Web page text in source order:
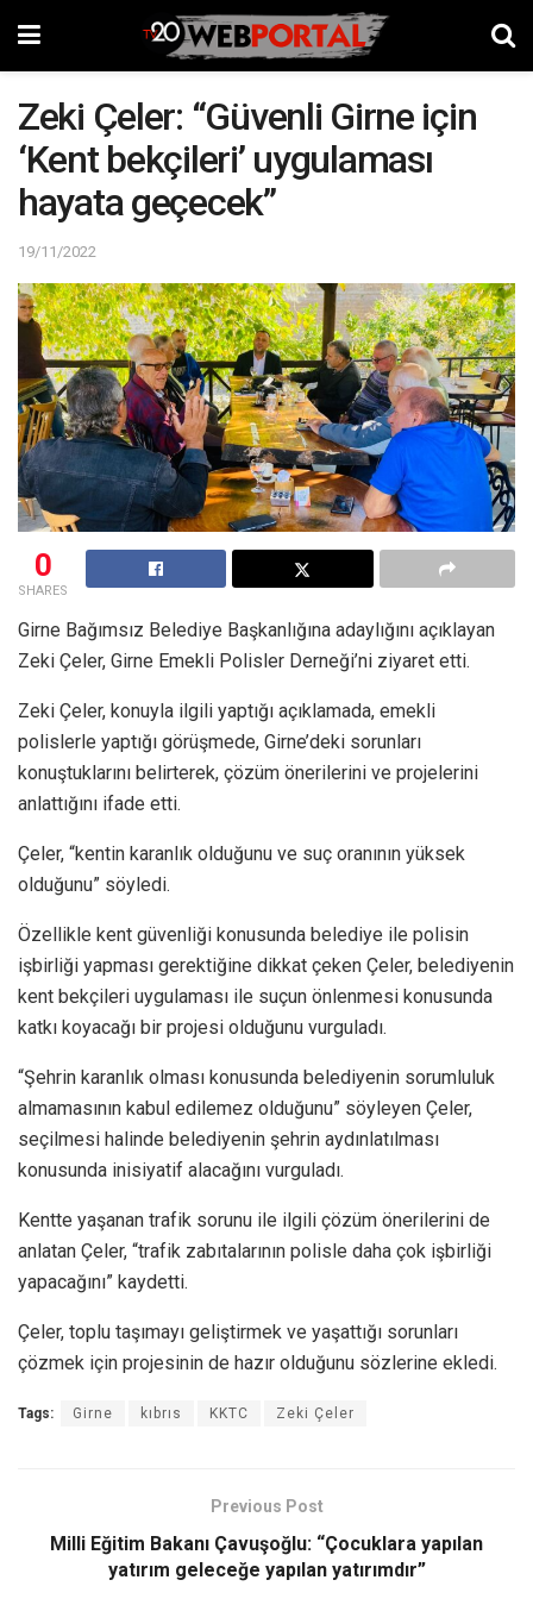
Zeki Çeler: “Güvenli Girne için
‘Kent bekçileri’ uygulaması
hayata geçecek”
19/11/2022
0
SHARES
Girne Bağımsız Belediye Başkanlığına adaylığını açıklayan
Zeki Çeler, Girne Emekli Polisler Derneği’ni ziyaret etti.
Zeki Çeler, konuyla ilgili yaptığı açıklamada, emekli
polislerle yaptığı görüşmede, Girne’deki sorunları
konuştuklarını belirterek, çözüm önerilerini ve projelerini
anlattığını ifade etti.
Çeler, “kentin karanlık olduğunu ve suç oranının yüksek
olduğunu” söyledi.
Özellikle kent güvenliği konusunda belediye ile polisin
işbirliği yapması gerektiğine dikkat çeken Çeler, belediyenin
kent bekçileri uygulaması ile suçun önlenmesi konusunda
katkı koyacağı bir projesi olduğunu vurguladı.
“Şehrin karanlık olması konusunda belediyenin sorumluluk
almamasının kabul edilemez olduğunu” söyleyen Çeler,
seçilmesi halinde belediyenin şehrin aydınlatılması
konusunda inisiyatif alacağını vurguladı.
Kentte yaşanan trafik sorunu ile ilgili çözüm önerilerini de
anlatan Çeler, “trafik zabıtalarının polisle daha çok işbirliği
yapacağını” kaydetti.
Çeler, toplu taşımayı geliştirmek ve yaşattığı sorunları
çözmek için projesinin de hazır olduğunu sözlerine ekledi.
Tags: Girne kıbrıs KKTC Zeki Çeler
Previous Post
Milli Eğitim Bakanı Çavuşoğlu: “Çocuklara yapılan
yatırım geleceğe yapılan yatırımdır”